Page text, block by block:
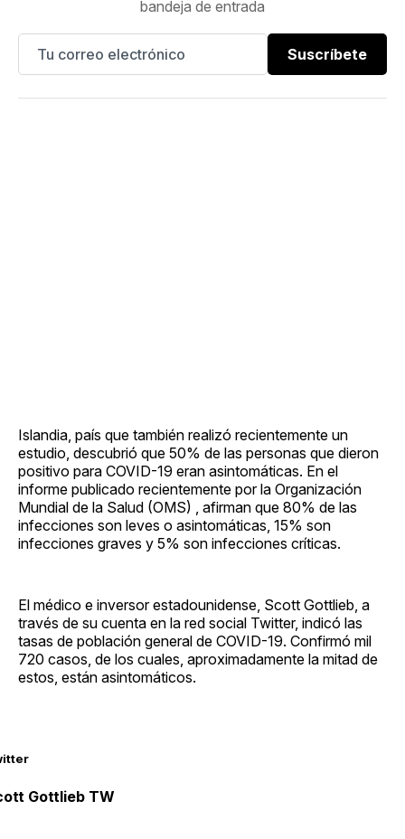
bandeja de entrada
Suscríbete
Islandia, país que también realizó recientemente un
estudio, descubrió que 50% de las personas que dieron
positivo para COVID-19 eran asintomáticas. En el
informe publicado recientemente por la Organización
Mundial de la Salud (OMS) , afirman que 80% de las
infecciones son leves o asintomáticas, 15% son
infecciones graves y 5% son infecciones críticas.
El médico e inversor estadounidense, Scott Gottlieb, a
través de su cuenta en la red social Twitter, indicó las
tasas de población general de COVID-19. Confirmó mil
720 casos, de los cuales, aproximadamente la mitad de
estos, están asintomáticos.
Gottlieb TW